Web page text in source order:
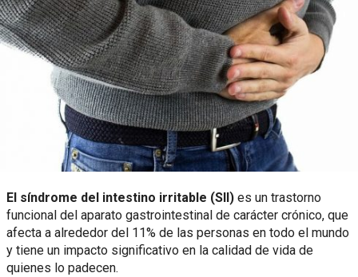
El síndrome del intestino irritable (SII) es un trastorno
funcional del aparato gastrointestinal de carácter crónico, que
afecta a alrededor del 11% de las personas en todo el mundo
y tiene un impacto significativo en la calidad de vida de
quienes lo padecen.